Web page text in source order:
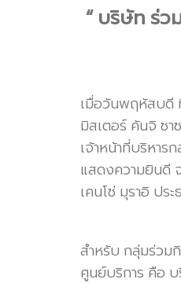
“ บริษัท ร่ว
เมื่อวันพฤหัสบดี
มิสเตอร์ คันจิ ซ
เจ้าหน้าที่บริหาร
แสดงความยินดี
เคนโซ่ มุราอิ ป
สำหรับ กลุ่มร่วม
ศูนย์บริการ คือ